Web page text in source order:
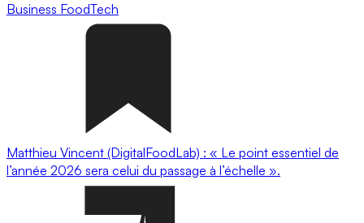
Business FoodTech
Matthieu Vincent (DigitalFoodLab) : « Le point essentiel de
l’année 2026 sera celui du passage à l’échelle ».